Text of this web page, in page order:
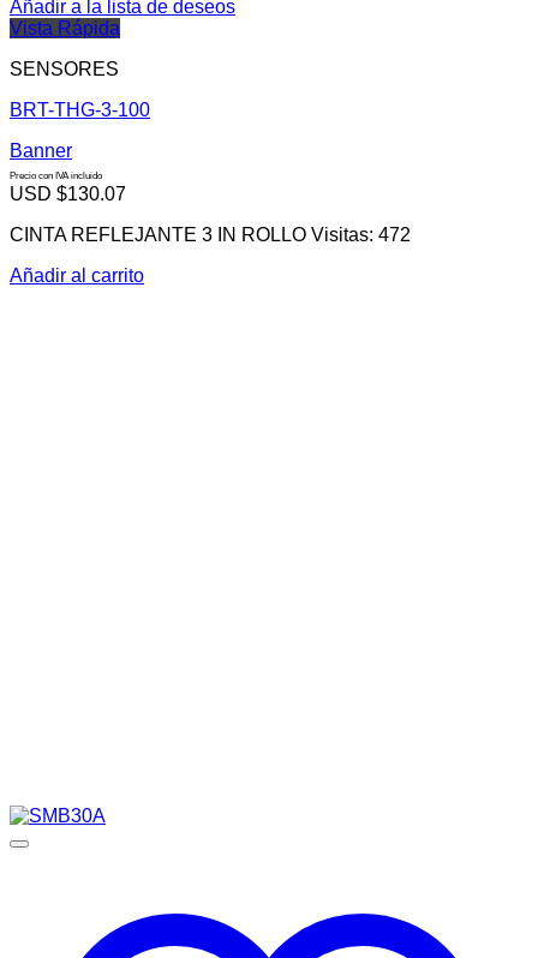
Añadir a la lista de deseos
Vista Rápida
SENSORES
BRT-THG-3-100
Banner
Precio con IVA incluido
USD $130.07
CINTA REFLEJANTE 3 IN ROLLO Visitas: 472
Añadir al carrito